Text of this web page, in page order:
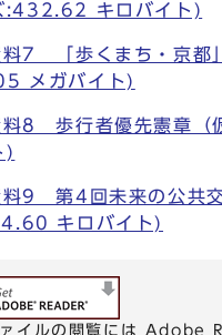
:432.62 キロバイト)
料7 「歩くまち・京都
メガバイト)
料8 歩行者優先憲章（
)
料9 第4回未来の公共
キロバイト)
イルの閲覧には Adobe